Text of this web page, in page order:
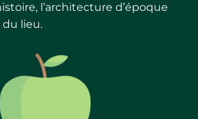
l’architecture d’époque
du lieu.